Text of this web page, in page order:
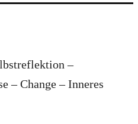
–
– Change – Inneres